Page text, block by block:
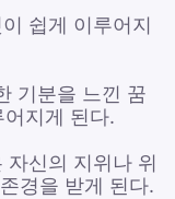
쉽게 이루어지
기분을 느낀 꿈
지게 된다.
신의 지위나 위
경을 받게 된다.